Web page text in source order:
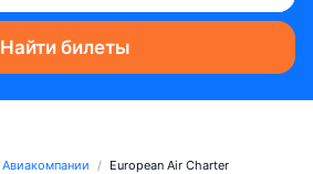
Найти билеты
Авиакомпании European Air Charter